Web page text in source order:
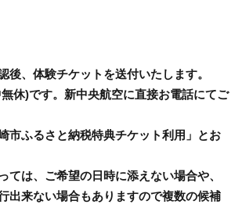
後、体験チケットを送付いたします。
無休)です。新中央航空に直接お電話にてご
市ふるさと納税特典チケット利用」とお
ては、ご希望の日時に添えない場合や、
出来ない場合もありますので複数の候補